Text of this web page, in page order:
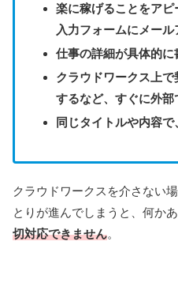
楽に稼げることをア
入力フォームにメー
仕事の詳細が具体的
クラウドワークス上
するなど、すぐに外
同じタイトルや内容
クラウドワークスを介さない
とりが進んでしまうと、何か
切対応できません。